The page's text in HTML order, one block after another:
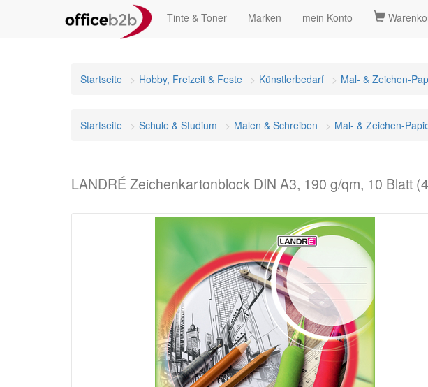
Tinte & Toner Marken mein Konto
Startseite Hobby, Freizeit & Feste Künstlerbedarf Mal- & Zeichen-
Startseite Schule & Studium Malen & Schreiben Mal- & Zeichen-
LANDRÉ Zeichenkartonblock DIN A3, 190 g/qm, 10 Blatt